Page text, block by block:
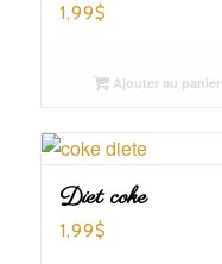
1,99$
Ajouter au panier
Diet coke
1,99$